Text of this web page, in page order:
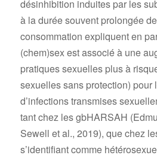
désinhibition induites par les
à la durée souvent prolongée
consommation expliquent en
(chem)sex est associé à une
pratiques sexuelles plus à
sexuelles sans protection) pour
d’infections transmises
tant chez les gbHARSAH
Sewell et al., 2019), que chez
s’identifiant comme